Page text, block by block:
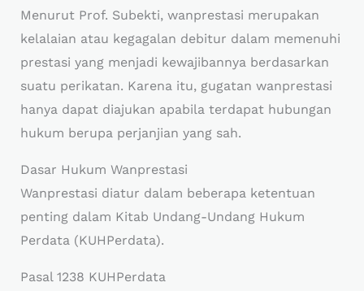
Menurut Prof. Subekti, wanprestasi merupakan
kelalaian atau kegagalan debitur dalam memenuhi
prestasi yang menjadi kewajibannya berdasarkan
suatu perikatan. Karena itu, gugatan wanprestasi
hanya dapat diajukan apabila terdapat hubungan
hukum berupa perjanjian yang sah.
Dasar Hukum Wanprestasi
Wanprestasi diatur dalam beberapa ketentuan
penting dalam Kitab Undang-Undang Hukum
Perdata (KUHPerdata).
Pasal 1238 KUHPerdata